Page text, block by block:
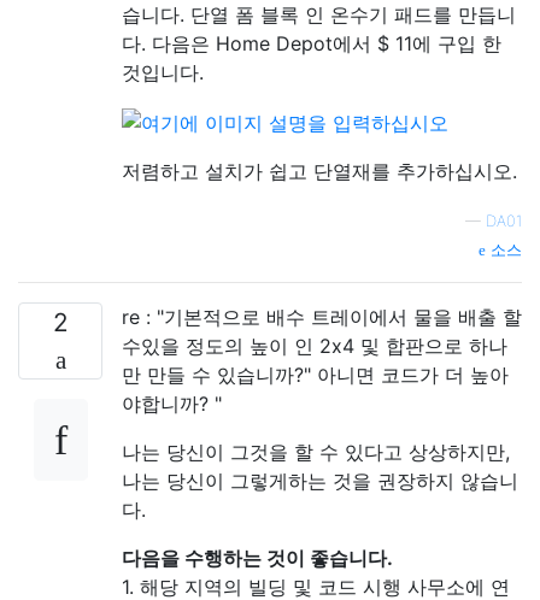
습니다. 단열 폼 블록 인 온수기 패드를 만듭니
다. 다음은 Home Depot에서 $ 11에 구입 한
것입니다.
저렴하고 설치가 쉽고 단열재를 추가하십시오.
— DA01
소스
2
re : "기본적으로 배수 트레이에서 물을 배출 할
수있을 정도의 높이 인 2x4 및 합판으로 하나
만 만들 수 있습니까?" 아니면 코드가 더 높아
야합니까? "
나는 당신이 그것을 할 수 있다고 상상하지만,
나는 당신이 그렇게하는 것을 권장하지 않습니
다.
다음을 수행하는 것이 좋습니다.
1. 해당 지역의 빌딩 및 코드 시행 사무소에 연